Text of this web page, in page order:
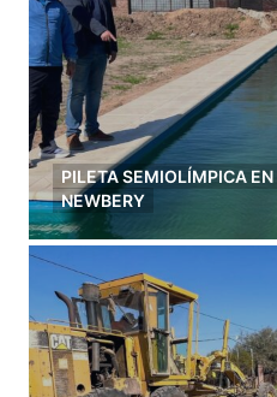
PILETA SEMIOLÍMPICA EN
NEWBERY